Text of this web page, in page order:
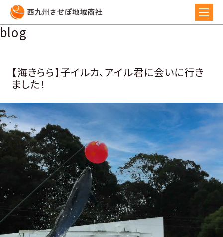
blog
【海きらら】子イルカ、アイル君に会いに行き
ました！